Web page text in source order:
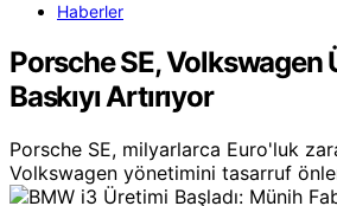
Haberler
Porsche SE, Volkswagen
Baskıyı Artırıyor
Porsche SE, milyarlarca Euro'luk
Volkswagen yönetimini tasarruf